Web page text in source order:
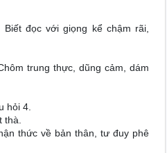
đọc với giọng kể chậm rãi,
trung thực, dũng cảm, dám
hỏi 4.
thức về bản thân, tư đuy phê